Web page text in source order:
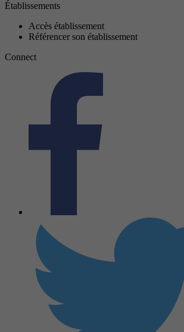
Établissements
Accès établissement
Référencer son établissement
Connect